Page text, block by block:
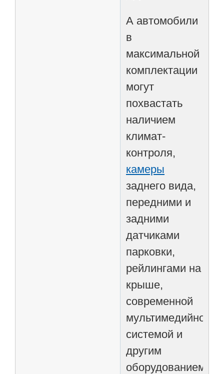
А автомобили
в
максимальной
комплектации
могут
похвастать
наличием
климат-
контроля,
камеры
заднего вида,
передними и
задними
датчиками
парковки,
рейлингами на
крыше,
современной
мультимедийной
системой и
другим
оборудованием.